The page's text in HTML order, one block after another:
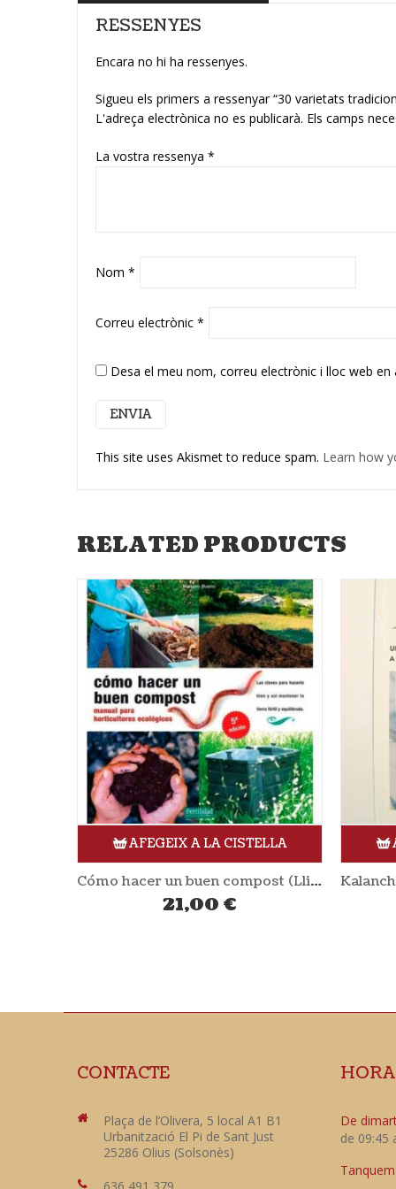
RESSENYES
Encara no hi ha ressenyes.
Sigueu els primers a ressenyar “30 varietats
L'adreça electrònica no es publicarà. Els camps
La vostra ressenya *
Nom *
Correu electrònic *
Desa el meu nom, correu electrònic i lloc web
This site uses Akismet to reduce spam. Learn how
RELATED PRODUCTS
AFEGEIX A LA CISTELLA
Kalanchoe una alternativa natural a la quimioterapia (Llibre)
7,95€
CONTACTE
Plaça de l’Olivera, 5 local A1 B1
Urbanització El Pi de Sant Just
25286 Olius (Solsonès)
636 491 379
De
de 09:45